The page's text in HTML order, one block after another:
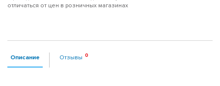
отличаться от цен в розничных магазинах
Описание Отзывы